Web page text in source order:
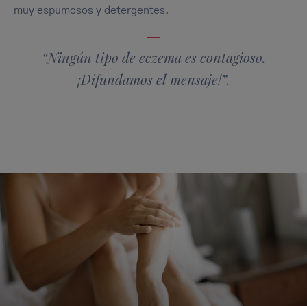
muy espumosos y detergentes.
“Ningún tipo de eczema es contagioso.
¡Difundamos el mensaje!”.